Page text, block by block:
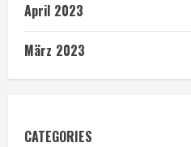
April 2023
März 2023
CATEGORIES